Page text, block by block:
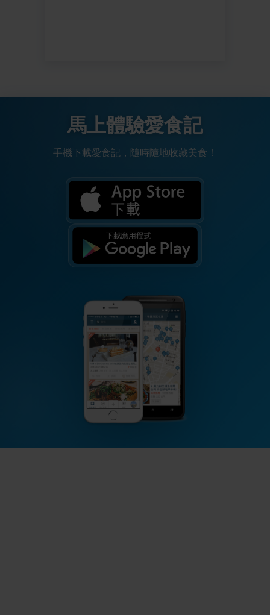
馬上體驗愛食記
手機下載愛食記，隨時隨地收藏美食！